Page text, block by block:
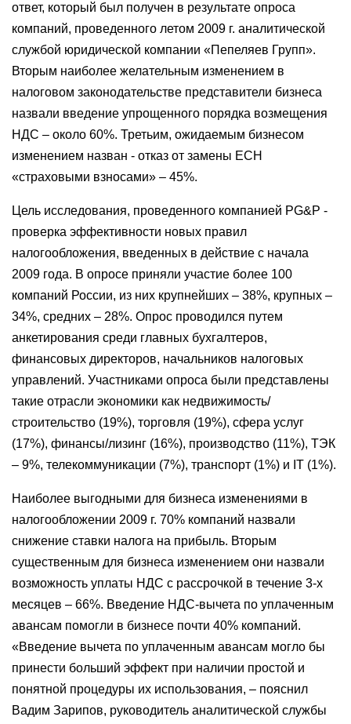
ответ, который был получен в результате опроса
компаний, проведенного летом 2009 г. аналитической
службой юридической компании «Пепеляев Групп».
Вторым наиболее желательным изменением в
налоговом законодательстве представители бизнеса
назвали введение упрощенного порядка возмещения
НДС – около 60%. Третьим, ожидаемым бизнесом
изменением назван - отказ от замены ЕСН
«страховыми взносами» – 45%.
Цель исследования, проведенного компанией PG&P -
проверка эффективности новых правил
налогообложения, введенных в действие с начала
2009 года. В опросе приняли участие более 100
компаний России, из них крупнейших – 38%, крупных –
34%, средних – 28%. Опрос проводился путем
анкетирования среди главных бухгалтеров,
финансовых директоров, начальников налоговых
управлений. Участниками опроса были представлены
такие отрасли экономики как недвижимость/
строительство (19%), торговля (19%), сфера услуг
(17%), финансы/лизинг (16%), производство (11%), ТЭК
– 9%, телекоммуникации (7%), транспорт (1%) и IT (1%).
Наиболее выгодными для бизнеса изменениями в
налогообложении 2009 г. 70% компаний назвали
снижение ставки налога на прибыль. Вторым
существенным для бизнеса изменением они назвали
возможность уплаты НДС с рассрочкой в течение 3-х
месяцев – 66%. Введение НДС-вычета по уплаченным
авансам помогли в бизнесе почти 40% компаний.
«Введение вычета по уплаченным авансам могло бы
принести больший эффект при наличии простой и
понятной процедуры их использования, – пояснил
Вадим Зарипов, руководитель аналитической службы